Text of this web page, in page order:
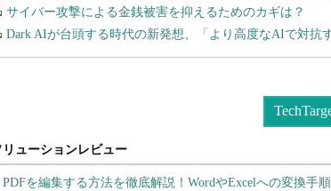
サイバー攻撃による金銭被害を抑えるためのカギは？
Dark AIが台頭する時代の新発想、「より高度なAIで対抗
PDFを編集する方法を徹底解説！WordやExcelへの変換手